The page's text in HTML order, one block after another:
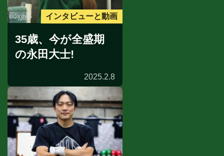
インタビューと動画
35歳、今が全盛期
の永田大士!
2025.2.8